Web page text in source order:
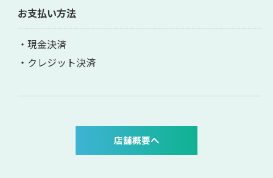
お支払い方法
・現金決済
・クレジット決済
店舗概要へ